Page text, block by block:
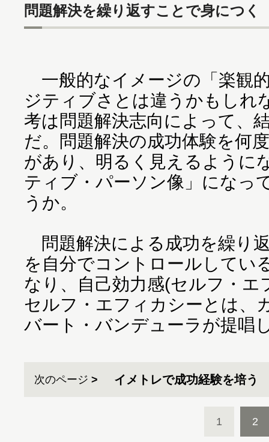
問題解決を繰り返すことで身につく
一般的なイメージの「楽観
ジティブさとは違うかもしれ
考は問題解決志向によって、
だ。問題解決の成功体験を何
があり、明るく見えるように
ティブ・パーソン像」になっ
うか。
問題解決による成功を繰り
を自分でコントロールしてい
なり、自己効力感(セルフ・
セルフ・エフィカシーとは、
バート・バンデューラが提唱
次のページ イメトレで成功経験を培う
1 2